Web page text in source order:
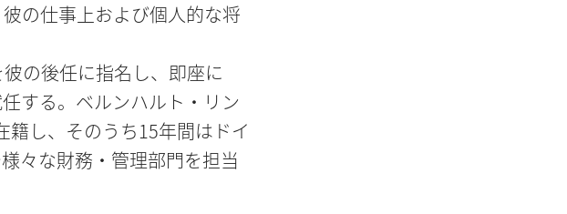
の仕事上および個人的な将
の後任に指名し、即座に
する。ベルンハルト・リン
籍し、そのうち15年間はドイ
々な財務・管理部門を担当